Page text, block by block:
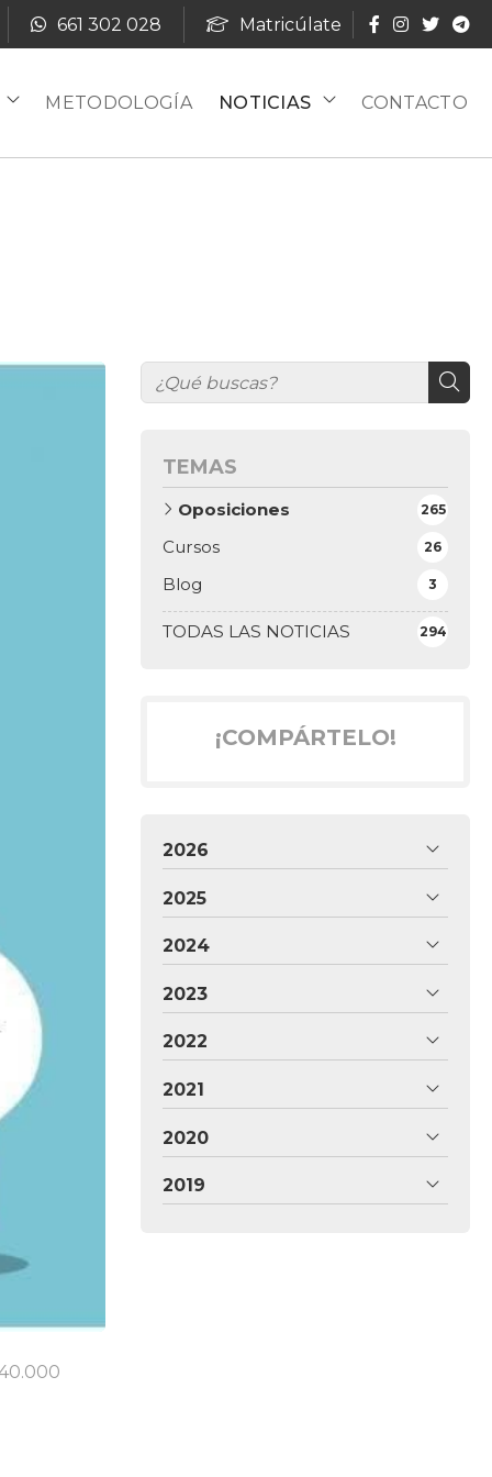
661 302 028 Matricúlate
METODOLOGÍA NOTICIAS CONTACTO
TEMAS
TODAS LAS NOTICIAS 294
Oposiciones 265
Cursos 26
Blog 3
¡COMPÁRTELO!
2026
2025
2024
2023
2022
2021
2020
2019